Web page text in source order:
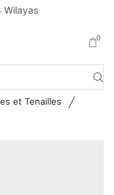
Wilayas
0
et Tenailles /